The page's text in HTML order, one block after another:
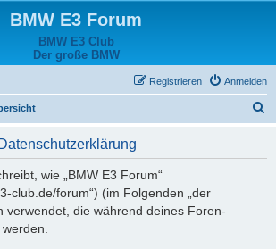
BMW E3 Forum
BMW E3 Club
Der große BMW
Anmelden
Registrieren
wie „BMW E3 Forum“
club.de/forum“) (im Folgenden „der
verwendet, die während deines Foren-